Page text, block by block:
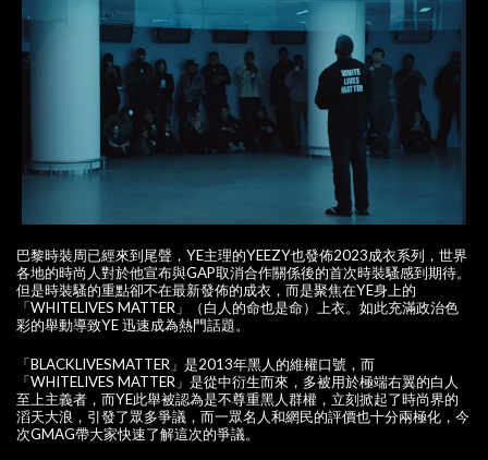
巴黎時裝周已經來到尾聲，YE主理的YEEZY也發佈2023成衣系列，世界
各地的時尚人對於他宣布與GAP取消合作關係後的首次時裝騷感到期待。
但是時裝騷的重點卻不在最新發佈的成衣，而是聚焦在YE身上的
「WHITELIVES MATTER」（白人的命也是命）上衣。如此充滿政治色
彩的舉動導致YE 迅速成為熱門話題。
「BLACKLIVESMATTER」是2013年黑人的維權口號，而
「WHITELIVES MATTER」是從中衍生而來，多被用於極端右翼的白人
至上主義者，而YE此舉被認為是不尊重黑人群權，立刻掀起了時尚界的
滔天大浪，引發了眾多爭議，而一眾名人和網民的評價也十分兩極化，今
次GMAG帶大家快速了解這次的爭議。